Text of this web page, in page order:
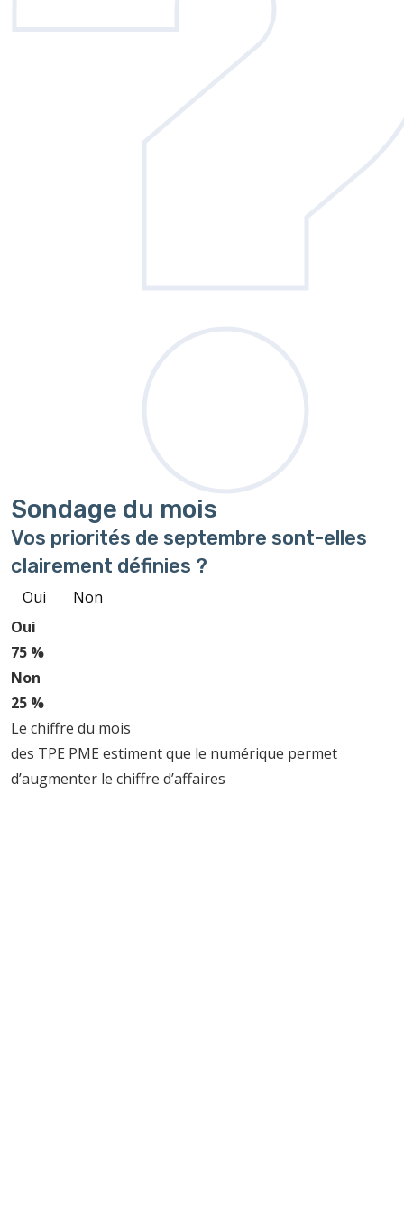
Sondage du mois
Vos priorités de septembre sont-elles
clairement définies ?
Oui
Non
Oui
75 %
Non
25 %
Le chiffre du mois
des TPE PME estiment que le numérique permet
d’augmenter le chiffre d’affaires